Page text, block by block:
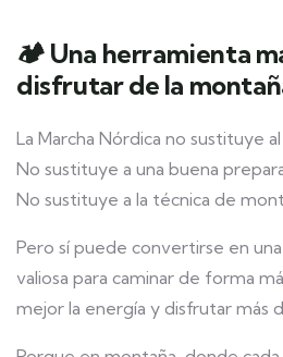
🏕️ Una herramienta
disfrutar de la
La Marcha Nórdica no sustituye
No sustituye a una buena
No sustituye a la técnica de
Pero sí puede convertirse en
valiosa para caminar de forma
mejor la energía y disfrutar más